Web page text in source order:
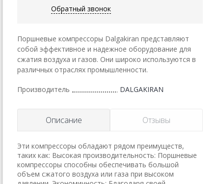
Обратный звонок
Поршневые компрессоры Dalgakiran представляют
собой эффективное и надежное оборудование для
сжатия воздуха и газов. Они широко используются в
различных отраслях промышленности.
Производитель DALGAKIRAN
Описание Отзывы
Эти компрессоры обладают рядом преимуществ,
таких как: Высокая производительность: Поршневые
компрессоры способны обеспечивать большой
объем сжатого воздуха или газа при высоком